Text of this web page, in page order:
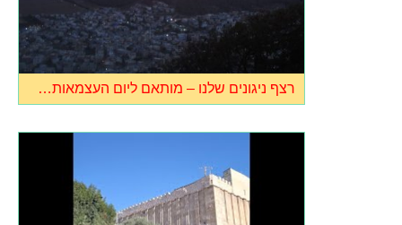
רצף ניגונים שלנו – מותאם ליום העצמאות…